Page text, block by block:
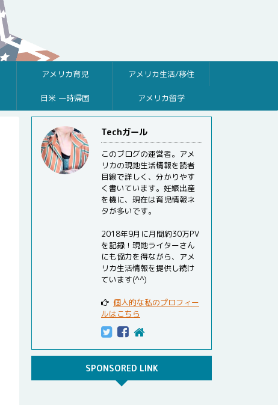
アメリカ育児 アメリカ生活/移住
日米 一時帰国 アメリカ留学
Techガール
このブログの運営者。アメ
リカの現地生活情報を読者
目線で詳しく、分かりやす
く書いています。妊娠出産
を機に、現在は育児情報ネ
タが多いです。
2018年9月に月間約30万PV
を記録！現地ライターさん
にも協力を得ながら、アメ
リカ生活情報を提供し続け
ています(^^)
個人的な私のプロフィー
ルはこちら
SPONSORED LINK